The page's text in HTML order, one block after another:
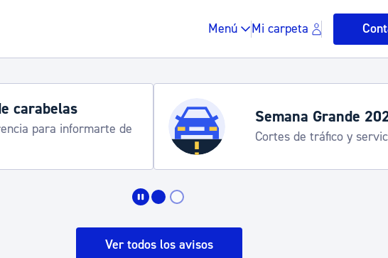
Menú Mi carpeta
Horarios y servicios
Udalinfo, Donostia Kirola,
Urgull, Hondalea, Turismo
Ver todos los avisos